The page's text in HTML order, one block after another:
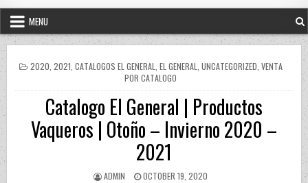
MENU
POSTED IN
2020, 2021, CATALOGOS EL GENERAL, EL GENERAL, UNCATEGORIZED, VENTA
POR CATALOGO
Catalogo El General | Productos
Vaqueros | Otoño – Invierno 2020 –
2021
AUTHOR:
ADMIN PUBLISHED DATE:
OCTOBER 19, 2020